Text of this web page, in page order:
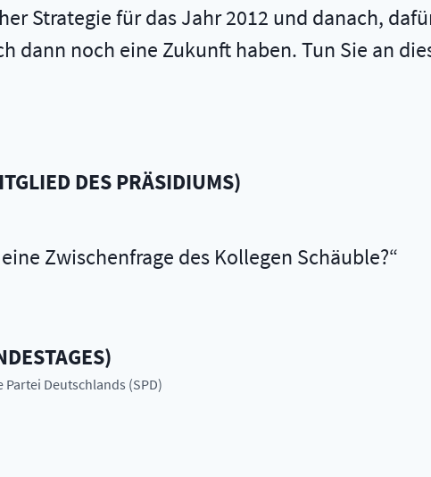
Strategie für das Jahr 2012 und danach,
dann noch eine Zukunft haben. Tun Sie an
DES PRÄSIDIUMS)
Zwischenfrage des Kollegen Schäuble?
)
Deutschlands (SPD)